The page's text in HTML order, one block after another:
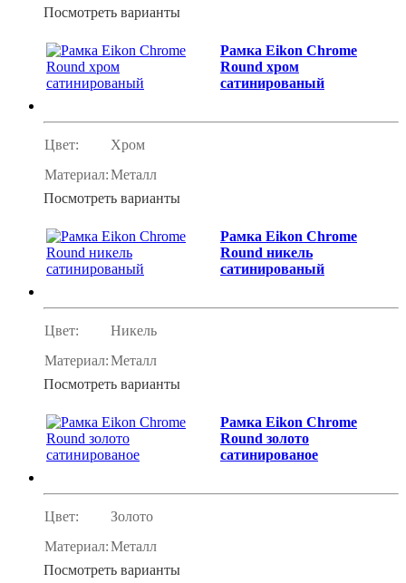
Посмотреть варианты
Рамка Eikon Chrome
Round хром
сатинированый
Цвет:
Хром
Материал:Металл
Посмотреть варианты
Рамка Eikon Chrome
Round никель
сатинированый
Цвет:
Никель
Материал:Металл
Посмотреть варианты
Рамка Eikon Chrome
Round золото
сатинированое
Цвет:
Золото
Материал:Металл
Посмотреть варианты